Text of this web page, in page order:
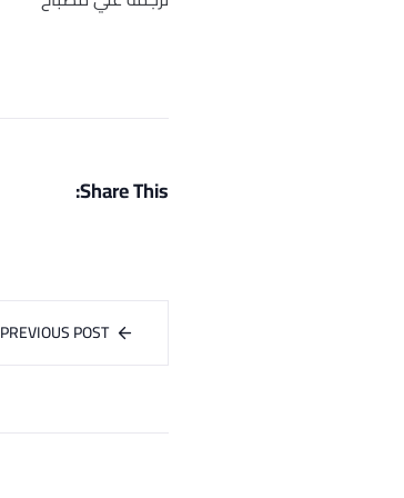
Share This:
PREVIOUS POST